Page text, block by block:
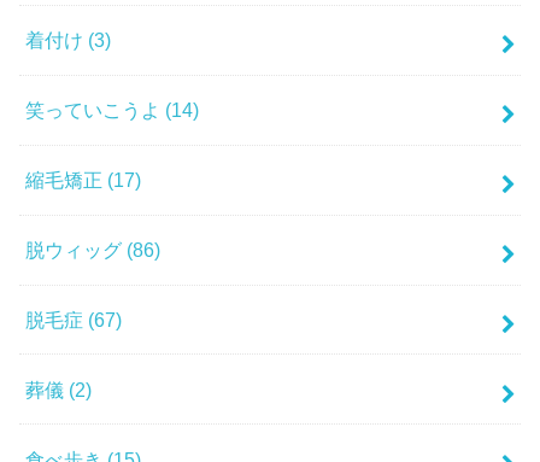
着付け (3)
笑っていこうよ (14)
縮毛矯正 (17)
脱ウィッグ (86)
脱毛症 (67)
葬儀 (2)